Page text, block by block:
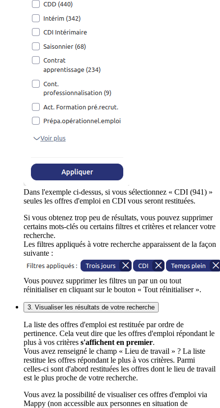
Dans l'exemple ci-dessus, si vous sélectionnez « CDI (941) »
seules les offres d'emploi en CDI vous seront restituées.
Si vous obtenez trop peu de résultats, vous pouvez supprimer
certains mots-clés ou certains filtres et critères et relancer votre
recherche.
Les filtres appliqués à votre recherche apparaissent de la façon
suivante :
Vous pouvez supprimer les filtres un par un ou tout
réinitialiser en cliquant sur le bouton « Tout réinitialiser ».
3. Visualiser les résultats de votre recherche
La liste des offres d'emploi est restituée par ordre de
pertinence. Cela veut dire que les offres d'emploi répondant le
plus à vos critères s'affichent en premier.
Vous avez renseigné le champ « Lieu de travail » ? La liste
restitue les offres répondant le plus à vos critères. Parmi
celles-ci sont d'abord restituées les offres dont le lieu de travail
est le plus proche de votre recherche.
Vous avez la possibilité de visualiser ces offres d'emploi via
Mappy (non accessible aux personnes en situation de